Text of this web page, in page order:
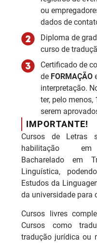
ou
dados de
Diploma de
curso de
Certificado de
de FORMAÇÃO
interpretação.
ter, pelo menos,
serem
IMPORTANTE!
Cursos de Letras
habilitação em
Bacharelado em
Linguística,
Estudos da
da universidade para
Cursos livres
Cursos como
tradução jurídica ou